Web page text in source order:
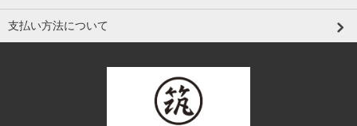
支払い方法について